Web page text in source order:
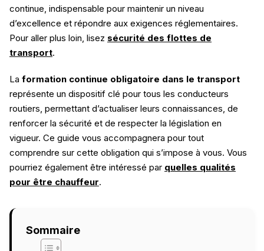
continue, indispensable pour maintenir un niveau
d’excellence et répondre aux exigences réglementaires.
Pour aller plus loin, lisez sécurité des flottes de
transport.
La formation continue obligatoire dans le transport
représente un dispositif clé pour tous les conducteurs
routiers, permettant d’actualiser leurs connaissances, de
renforcer la sécurité et de respecter la législation en
vigueur. Ce guide vous accompagnera pour tout
comprendre sur cette obligation qui s’impose à vous. Vous
pourriez également être intéressé par quelles qualités
pour être chauffeur.
Sommaire